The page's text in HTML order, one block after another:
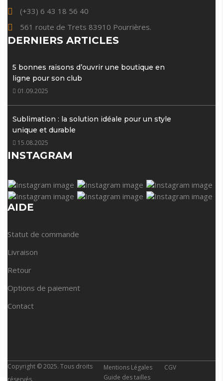
(+33) 6 43 18 56 40
561 route de Trets 83910 Pourrières.
DERNIERS ARTICLES
5 bonnes raisons d’ouvrir une boutique en
ligne pour son club
01.09.2025
Sublimation : la solution idéale pour un style
unique et durable
15.08.2025
INSTAGRAM
AIDE
Statut de commande
Livraison
Retour
Options de paiement
Contact
Copyright © 2025. Tous droits
Mentions Légales
CGV
Guide des tailles